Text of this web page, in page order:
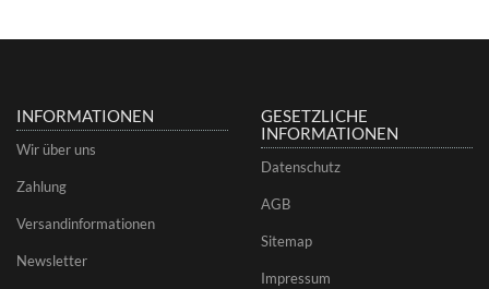
INFORMATIONEN
Wir über uns
Zahlung
Versandinformationen
Newsletter
GESETZLICHE
INFORMATIONEN
Datenschutz
AGB
Sitemap
Impressum